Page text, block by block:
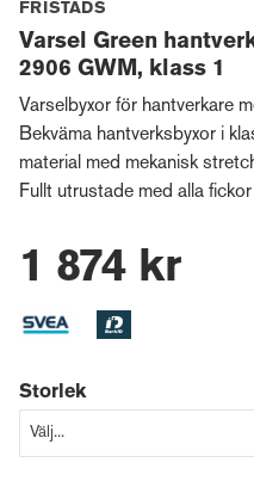
FRISTADS
Varsel Green
2906 GWM, klass 1
Varselbyxor för hantverkare
Bekväma hantverksbyxor i
material med mekanisk
Fullt utrustade med alla
1 874 kr
Storlek